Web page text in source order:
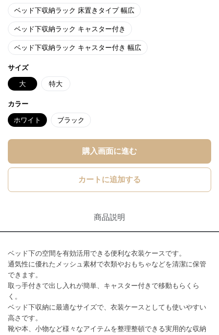
ベッド下収納ラック 床置きタイプ 幅広
ベッド下収納ラック キャスター付き
ベッド下収納ラック キャスター付き 幅広
サイズ
大 特大
カラー
ホワイト ブラック
購入画面に進む
カートに追加する
商品説明
ベッド下の空間を有効活用できる便利な衣装ケースです。
通気性に優れたメッシュ素材で衣類やおもちゃなどを清潔に保管
できます。
取っ手付きで出し入れが簡単、キャスター付きで移動もらくら
く。
ベッド下収納に最適なサイズで、衣装ケースとしても使いやすい
高さです。
靴や本、小物など様々なアイテムを整理整頓できる実用的な収納